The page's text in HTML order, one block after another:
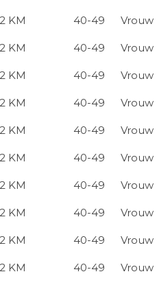
KM 40-49 Vrouw
KM 40-49 Vrouw
KM 40-49 Vrouw
KM 40-49 Vrouw
KM 40-49 Vrouw
KM 40-49 Vrouw
KM 40-49 Vrouw
KM 40-49 Vrouw
KM 40-49 Vrouw
KM 40-49 Vrouw